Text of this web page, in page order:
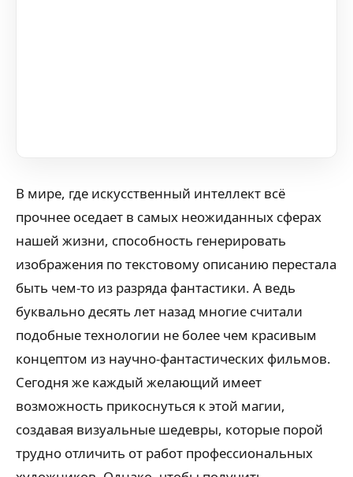
В мире, где искусственный интеллект всё
прочнее оседает в самых неожиданных сферах
нашей жизни, способность генерировать
изображения по текстовому описанию перестала
быть чем-то из разряда фантастики. А ведь
буквально десять лет назад многие считали
подобные технологии не более чем красивым
концептом из научно-фантастических фильмов.
Сегодня же каждый желающий имеет
возможность прикоснуться к этой магии,
создавая визуальные шедевры, которые порой
трудно отличить от работ профессиональных